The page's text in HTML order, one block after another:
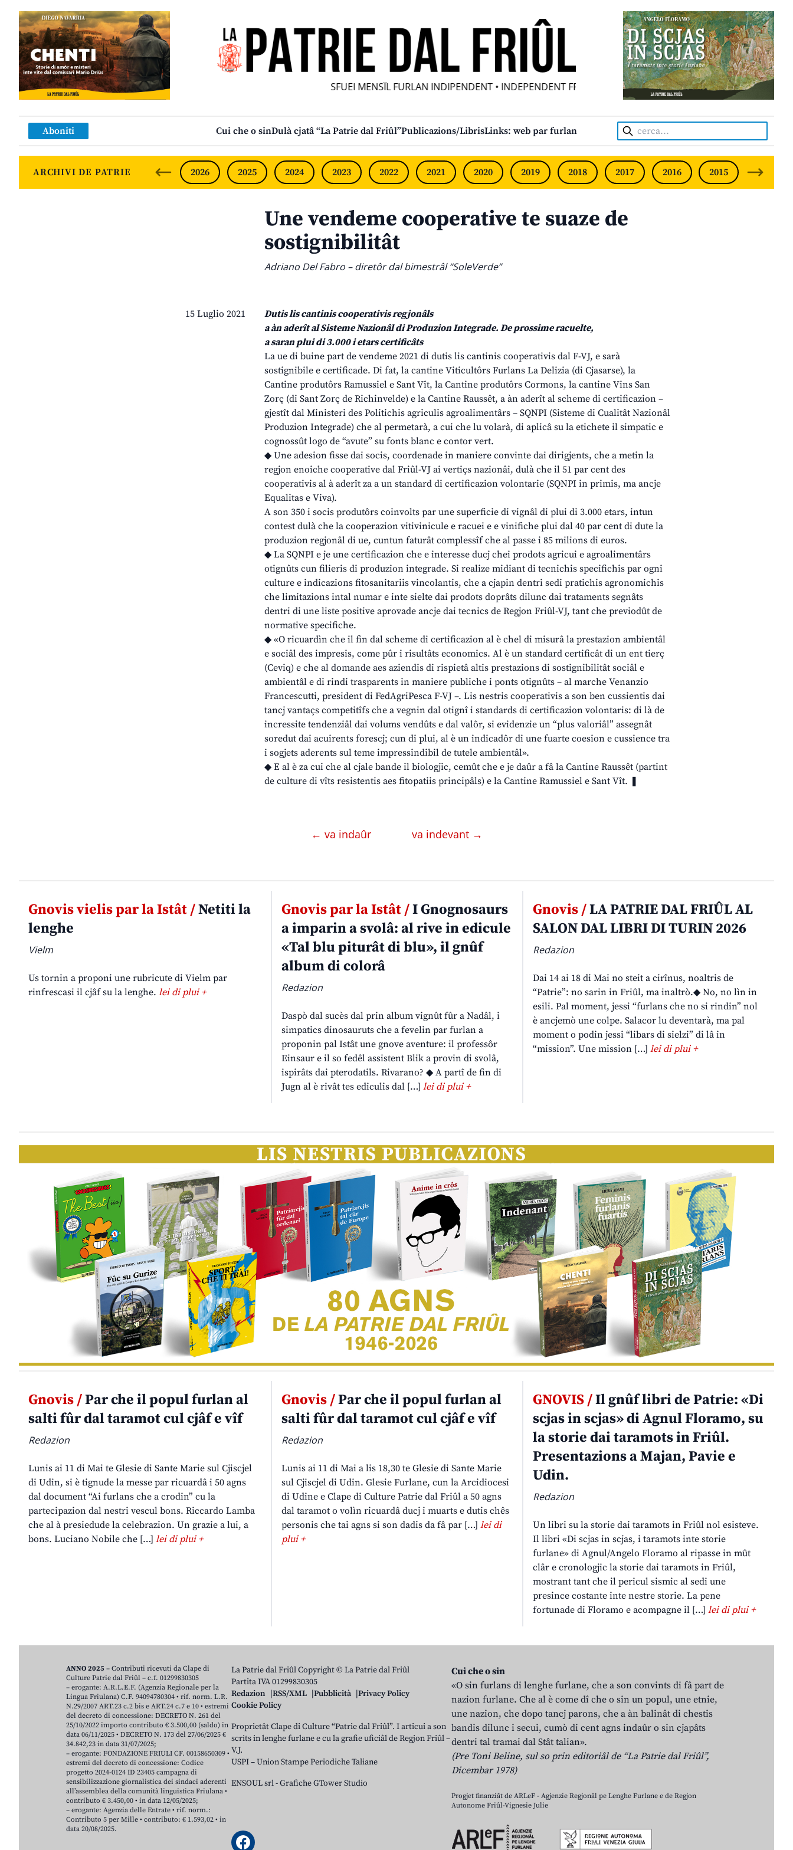
SFUEI MENSÎL FURLAN INDIPENDENT • INDEPENDENT FRIULIAN MONTHLY • NEODVISNI FURLANSKI
Aboniti Cui che o sinDulà cjatâ “La Patrie dal Friûl”Publicazions/LibrisLinks: web par furlan Cerca:
ARCHIVI DE PATRIE 2026 2025 2024 2023 2022 2021 2020 2019 2018 2017 2016 2015 2014
Une vendeme cooperative te suaze de
sostignibilitât
Adriano Del Fabro – diretôr dal bimestrâl “SoleVerde”
15 Luglio 2021
Dutis lis cantinis cooperativis regjonâls
a àn aderît al Sisteme Nazionâl di Produzion Integrade. De prossime racuelte,
a saran plui di 3.000 i etars certificâts
La ue di buine part de vendeme 2021 di dutis lis cantinis cooperativis dal F-VJ, e sarà
sostignibile e certificade. Di fat, la cantine Viticultôrs Furlans La Delizia (di Cjasarse), la
Cantine produtôrs Ramussiel e Sant Vît, la Cantine produtôrs Cormons, la cantine Vins San
Zorç (di Sant Zorç de Richinvelde) e la Cantine Raussêt, a àn aderît al scheme di certificazion –
gjestît dal Ministeri des Politichis agriculis agroalimentârs – SQNPI (Sisteme di Cualitât Nazionâl
Produzion Integrade) che al permetarà, a cui che lu volarà, di aplicâ su la etichete il simpatic e
cognossût logo de “avute” su fonts blanc e contor vert.
◆ Une adesion fisse dai socis, coordenade in maniere convinte dai dirigjents, che a metin la
regjon enoiche cooperative dal Friûl-VJ ai vertiçs nazionâi, dulà che il 51 par cent des
cooperativis al à aderît za a un standard di certificazion volontarie (SQNPI in primis, ma ancje
Equalitas e Viva).
A son 350 i socis produtôrs coinvolts par une superficie di vignâl di plui di 3.000 etars, intun
contest dulà che la cooperazion vitivinicule e racuei e e vinifiche plui dal 40 par cent di dute la
produzion regjonâl di ue, cuntun faturât complessîf che al passe i 85 milions di euros.
◆ La SQNPI e je une certificazion che e interesse ducj chei prodots agricui e agroalimentârs
otignûts cun filieris di produzion integrade. Si realize midiant di tecnichis specifichis par ogni
culture e indicazions fitosanitariis vincolantis, che a cjapin dentri sedi pratichis agronomichis
che limitazions intal numar e inte sielte dai prodots doprâts dilunc dai trataments segnâts
dentri di une liste positive aprovade ancje dai tecnics de Regjon Friûl-VJ, tant che previodût de
normative specifiche.
◆ «O ricuardìn che il fin dal scheme di certificazion al è chel di misurâ la prestazion ambientâl
e sociâl des impresis, come pûr i risultâts economics. Al è un standard certificât di un ent tierç
(Ceviq) e che al domande aes aziendis di rispietâ altis prestazions di sostignibilitât sociâl e
ambientâl e di rindi trasparents in maniere publiche i ponts otignûts – al marche Venanzio
Francescutti, president di FedAgriPesca F-VJ –. Lis nestris cooperativis a son ben cussientis dai
tancj vantaçs competitîfs che a vegnin dal otignî i standards di certificazion volontaris: di là de
incressite tendenziâl dai volums vendûts e dal valôr, si evidenzie un “plus valoriâl” assegnât
soredut dai acuirents forescj; cun di plui, al è un indicadôr di une fuarte coesion e cussience tra
i sogjets aderents sul teme impressindibil de tutele ambientâl».
◆ E al è za cui che al cjale bande il biologjic, cemût che e je daûr a fâ la Cantine Raussêt (partint
de culture di vîts resistentis aes fitopatiis principâls) e la Cantine Ramussiel e Sant Vît. ❚
← va indaûr va indevant →
Gnovis vielis par la Istât /Netiti la
lenghe
Vielm
Us tornin a proponi une rubricute di Vielm par
rinfrescasi il cjâf su la lenghe. lei di plui +
Gnovis par la Istât /I Gnognosaurs
a imparin a svolâ: al rive in edicule
«Tal blu piturât di blu», il gnûf
album di colorâ
Redazion
Daspò dal sucès dal prin album vignût fûr a Nadâl, i
simpatics dinosauruts che a fevelin par furlan a
proponin pal Istât une gnove aventure: il professôr
Einsaur e il so fedêl assistent Blik a provin di svolâ,
ispirâts dai pterodatils. Rivarano? ◆ A partî de fin di
Jugn al è rivât tes ediculis dal […] lei di plui +
Gnovis /LA PATRIE DAL FRIÛL AL
SALON DAL LIBRI DI TURIN 2026
Redazion
Dai 14 ai 18 di Mai no steit a cirînus, noaltris de
“Patrie”: no sarin in Friûl, ma inaltrò.◆ No, no lìn in
esili. Pal moment, jessi “furlans che no si rindin” nol
è ancjemò une colpe. Salacor lu deventarà, ma pal
moment o podin jessi “libars di sielzi” di lâ in
“mission”. Une mission […]lei di plui +
Gnovis /Par che il popul furlan al
salti fûr dal taramot cul cjâf e vîf
Redazion
Lunis ai 11 di Mai te Glesie di Sante Marie sul Cjiscjel
di Udin, si è tignude la messe par ricuardâ i 50 agns
dal document “Ai furlans che a crodin” cu la
partecipazion dal nestri vescul bons. Riccardo Lamba
che al à presiedude la celebrazion. Un grazie a lui, a
bons. Luciano Nobile che […] lei di plui +
Gnovis /Par che il popul furlan al
salti fûr dal taramot cul cjâf e vîf
Redazion
Lunis ai 11 di Mai a lis 18,30 te Glesie di Sante Marie
sul Cjiscjel di Udin. Glesie Furlane, cun la Arcidiocesi
di Udine e Clape di Culture Patrie dal Friûl a 50 agns
dal taramot o volìn ricuardâ ducj i muarts e dutis chês
personis che tai agns si son dadis da fâ par […] lei di
plui +
GNOVIS /Il gnûf libri de Patrie: «Di
scjas in scjas» di Agnul Floramo, su
la storie dai taramots in Friûl.
Presentazions a Majan, Pavie e
Udin.
Redazion
Un libri su la storie dai taramots in Friûl nol esisteve.
Il libri «Di scjas in scjas, i taramots inte storie
furlane» di Agnul/Angelo Floramo al ripasse in mût
clâr e cronologjic la storie dai taramots in Friûl,
mostrant tant che il pericul sismic al sedi une
presince costante inte nestre storie. La pene
fortunade di Floramo e acompagne il […]lei di plui +
La Patrie dal Friûl Copyright © La Patrie dal Friûl
Partita IVA 01299830305
Redazion
RSS/XML Pubblicità
Privacy Policy
Cookie Policy
Proprietât Clape di Culture “Patrie dal Friûl”. I articui a son
scrits in lenghe furlane e cu la grafie uficiâl de Regjon Friûl –
V.J.
USPI – Union Stampe Periodiche Taliane
ENSOUL srl-Grafiche GTower Studio
Cui che o sin
«O sin furlans di lenghe furlane, che a son convints di fâ part de
nazion furlane. Che al è come dî che o sin un popul, une etnie,
une nazion, che dopo tancj parons, che a àn balinât di chestis
bandis dilunc i secui, cumò di cent agns indaûr o sin cjapâts
dentri tal tramai dal Stât talian».
(Pre Toni Beline, sul so prin editoriâl de “La Patrie dal Friûl”,
Dicembar 1978)
Progjet finanziât de ARLeF - Agjenzie Regjonâl pe Lenghe Furlane e de Regjon
Autonome Friûl-Vignesie Julie
ANNO 2025 – Contributi ricevuti da Clape di
Culture Patrie dal Friûl – c.f. 01299830305
– erogante: A.R.L.E.F. (Agenzia Regionale per la
Lingua Friulana) C.F. 94094780304 • rif. norm. L.R.
N.29/2007 ART.23 c.2 bis e ART.24 c.7 e 10 • estremi
del decreto di concessione: DECRETO N. 261 del
25/10/2022 importo contributo € 3.500,00 (saldo) in
data 06/11/2025 • DECRETO N. 173 del 27/06/2025 €
34.842,23 in data 31/07/2025;
– erogante: FONDAZIONE FRIULI CF. 00158650309 •
estremi del decreto di concessione: Codice
progetto 2024-0124 ID 23405 campagna di
sensibilizzazione giornalistica dei sindaci aderenti
all’assemblea della comunità linguistica Friulana •
contributo € 3.450,00 • in data 12/05/2025;
– erogante: Agenzia delle Entrate • rif. norm.:
Contributo 5 per Mille • contributo: € 1.593,02 • in
data 20/08/2025.